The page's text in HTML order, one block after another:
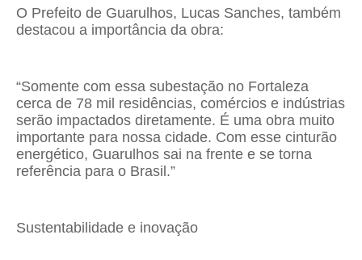
O Prefeito de Guarulhos, Lucas Sanches, também
destacou a importância da obra:
“Somente com essa subestação no Fortaleza
cerca de 78 mil residências, comércios e indústrias
serão impactados diretamente. É uma obra muito
importante para nossa cidade. Com esse cinturão
energético, Guarulhos sai na frente e se torna
referência para o Brasil.”
Sustentabilidade e inovação